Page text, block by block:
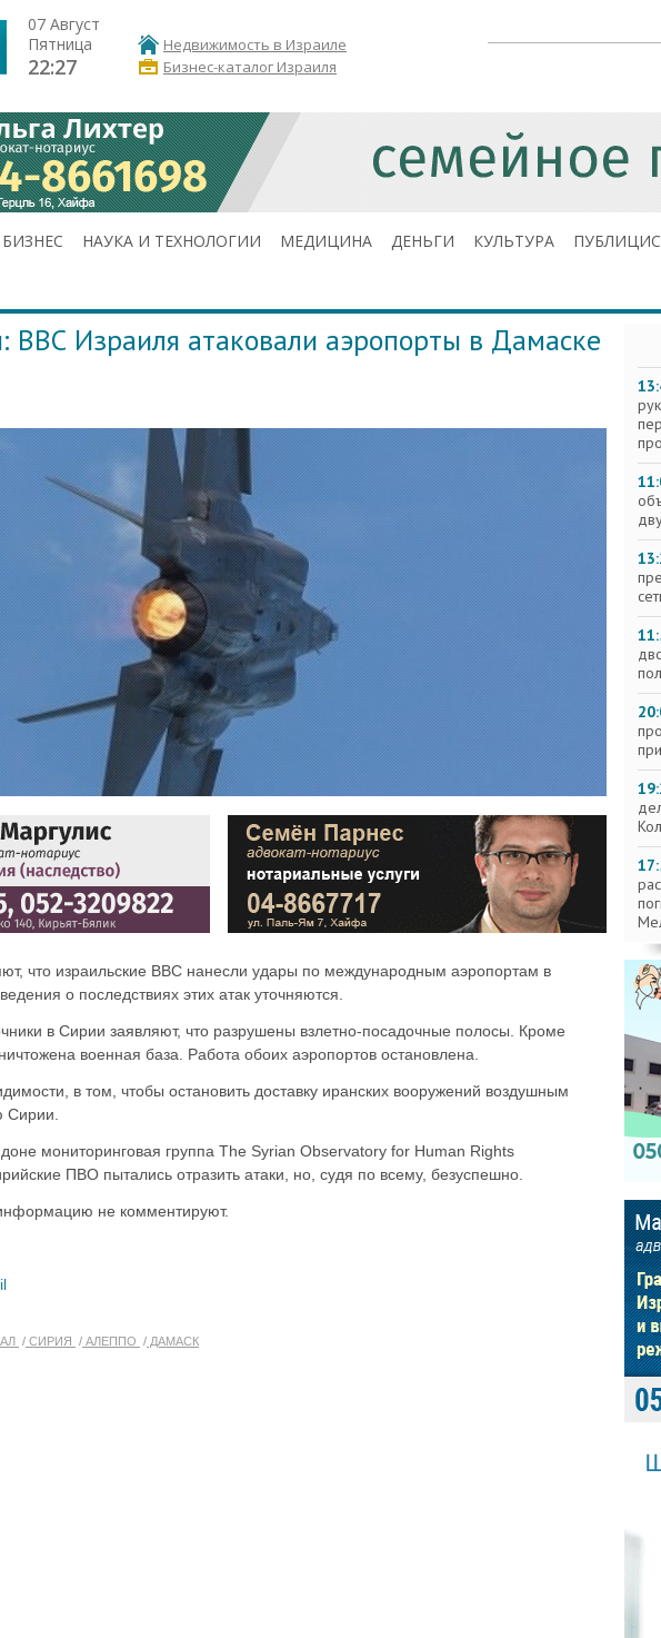
07 Август
Пятница
22:27
Недвижимость в Израиле
Бизнес-каталог Израиля
БИЗНЕС НАУКА И ТЕХНОЛОГИИ МЕДИЦИНА ДЕНЬГИ КУЛЬТУРА
ВВС Израиля атаковали аэропорты в Дамаске
что израильские ВВС нанесли удары по международным аэропортам в
о последствиях этих атак уточняются.
в Сирии заявляют, что разрушены взлетно-посадочные полосы. Кроме
военная база. Работа обоих аэропортов остановлена.
в том, чтобы остановить доставку иранских вооружений воздушным
Сирии.
мониторинговая группа The Syrian Observatory for Human Rights
ПВО пытались отразить атаки, но, судя по всему, безуспешно.
не комментируют.
СИРИЯ АЛЕППО ДАМАСК